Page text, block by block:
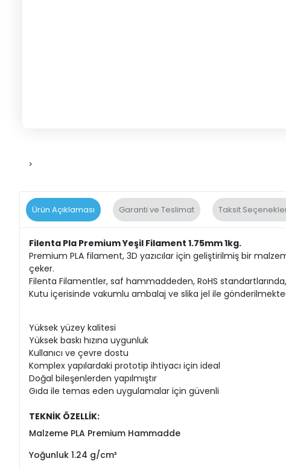
>
Ürün Açıklaması Garanti ve Teslimat Taksit
Filenta Pla Premium Yeşil Filament 1.75mm 1kg.
Premium PLA filament, 3D yazıcılar için geliştirilmiş bir
çeker.
Filenta Filamentler, saf hammaddeden, RoHS
Kutu içerisinde vakumlu ambalaj ve slika jel ile
Yüksek yüzey kalitesi
Yüksek baskı hızına uygunluk
Kullanıcı ve çevre dostu
Komplex yapılardaki prototip ihtiyacı için ideal
Doğal bileşenlerden yapılmıştır
Gıda ile temas eden uygulamalar için güvenli
TEKNİK ÖZELLİK:
Malzeme PLA Premium Hammadde
Yoğunluk 1.24 g/cm³